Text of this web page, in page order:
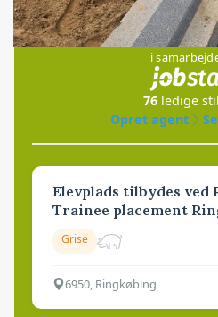
i
76 ledige
Opret agent
Elevplads tilbydes
Trainee placement
Grise
6950, Ringkøbing